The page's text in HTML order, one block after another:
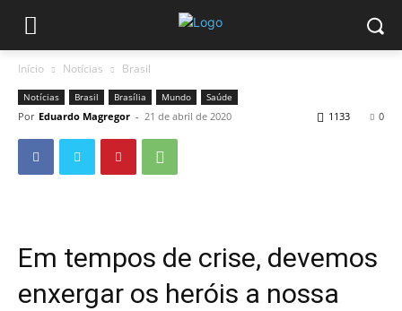
Início Notícias Brasil
Notícias Brasil Brasília Mundo Saúde
Por Eduardo Magregor - 21 de abril de 2020 0
1133
Em tempos de crise, devemos
enxergar os heróis a nossa